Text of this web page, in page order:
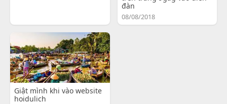
đàn
08/08/2018
Giật mình khi vào website
hoidulich